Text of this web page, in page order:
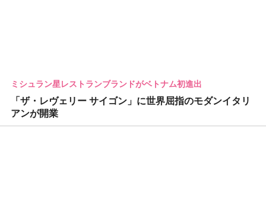
ミシュラン星レストランブランドがベトナム初進出
「ザ・レヴェリー サイゴン」に世界屈指のモダンイタリ
アンが開業